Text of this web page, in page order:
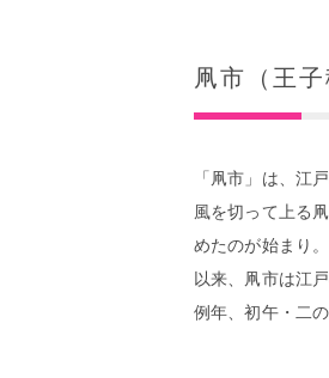
凧市（王子
「凧市」は、江
風を切って上る
めたのが始まり。
以来、凧市は江
例年、初午・二